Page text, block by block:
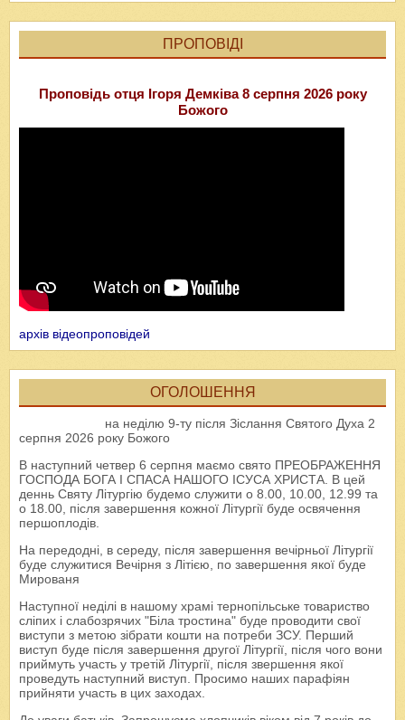
ПРОПОВІДІ
Проповідь отця Ігоря Демківа 8 серпня 2026 року
Божого
архів відеопроповідей
ОГОЛОШЕННЯ
на неділю 9-ту після Зіслання Святого Духа 2
серпня 2026 року Божого
В наступний четвер 6 серпня маємо свято ПРЕОБРАЖЕННЯ
ГОСПОДА БОГА І СПАСА НАШОГО ІСУСА ХРИСТА. В цей
деннь Святу Літургію будемо служити о 8.00, 10.00, 12.99 та
о 18.00, після завершення кожної Літургії буде освячення
першоплодів.
На передодні, в середу, після завершення вечірньої Літургії
буде служитися Вечірня з Літією, по завершення якої буде
Мированя
Наступної неділі в нашому храмі тернопільське товариство
сліпих і слабозрячих "Біла тростина" буде проводити свої
виступи з метою зібрати кошти на потреби ЗСУ. Перший
виступ буде після завершення другої Літургії, після чого вони
приймуть участь у третій Літургії, після звершення якої
проведуть наступний виступ. Просимо наших парафіян
прийняти участь в цих заходах.